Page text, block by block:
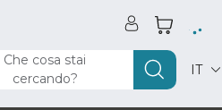
Che cosa stai
cercando?
IT